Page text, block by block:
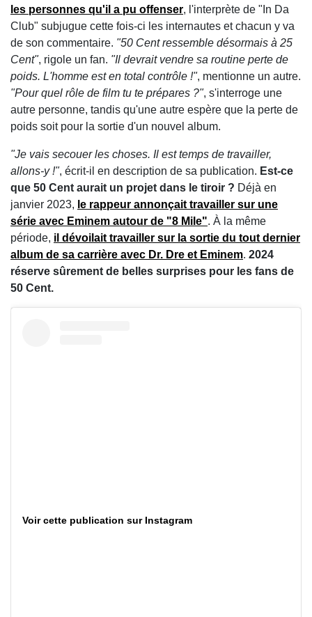
les personnes qu'il a pu offenser, l'interprète de "In Da
Club" subjugue cette fois-ci les internautes et chacun y va
de son commentaire. "50 Cent ressemble désormais à 25
Cent", rigole un fan. "Il devrait vendre sa routine perte de
poids. L'homme est en total contrôle !", mentionne un autre.
"Pour quel rôle de film tu te prépares ?", s'interroge une
autre personne, tandis qu'une autre espère que la perte de
poids soit pour la sortie d'un nouvel album.
"Je vais secouer les choses. Il est temps de travailler,
allons-y !", écrit-il en description de sa publication. Est-ce
que 50 Cent aurait un projet dans le tiroir ? Déjà en
janvier 2023, le rappeur annonçait travailler sur une
série avec Eminem autour de "8 Mile". À la même
période, il dévoilait travailler sur la sortie du tout dernier
album de sa carrière avec Dr. Dre et Eminem. 2024
réserve sûrement de belles surprises pour les fans de
50 Cent.
Voir cette publication sur Instagram